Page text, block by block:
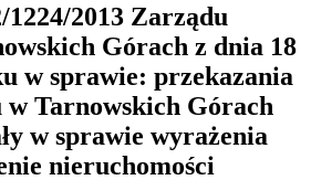
1224/2013 Zarządu
Górach z dnia 18
w sprawie: przekazania
w Tarnowskich Górach
w sprawie wyrażenia
nieruchomości